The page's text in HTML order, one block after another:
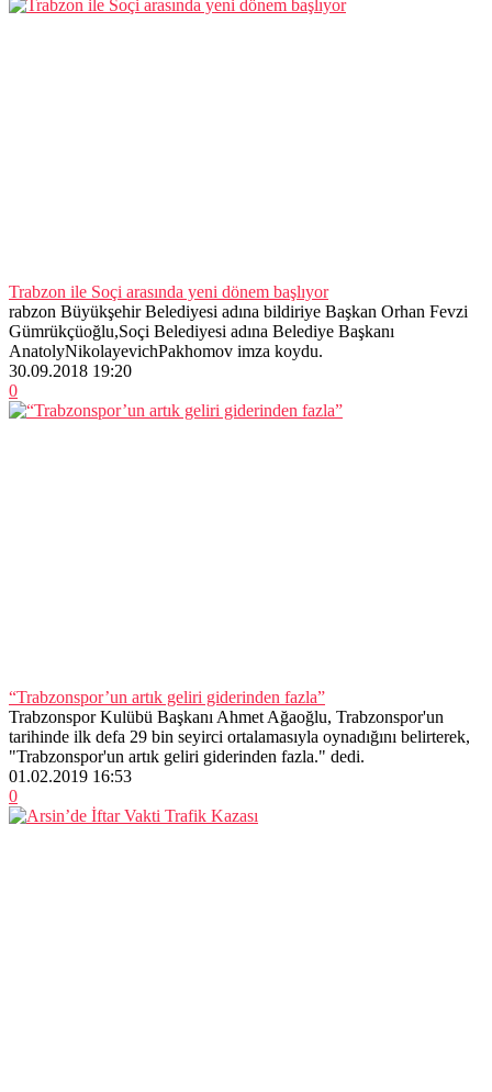
Trabzon ile Soçi arasında yeni dönem başlıyor
rabzon Büyükşehir Belediyesi adına bildiriye Başkan Orhan Fevzi
Gümrükçüoğlu,Soçi Belediyesi adına Belediye Başkanı
AnatolyNikolayevichPakhomov imza koydu.
30.09.2018 19:20
0
“Trabzonspor’un artık geliri giderinden fazla”
Trabzonspor Kulübü Başkanı Ahmet Ağaoğlu, Trabzonspor'un
tarihinde ilk defa 29 bin seyirci ortalamasıyla oynadığını belirterek,
"Trabzonspor'un artık geliri giderinden fazla." dedi.
01.02.2019 16:53
0